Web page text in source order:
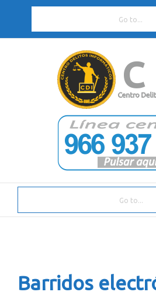
Go to...
Go to...
Barridos